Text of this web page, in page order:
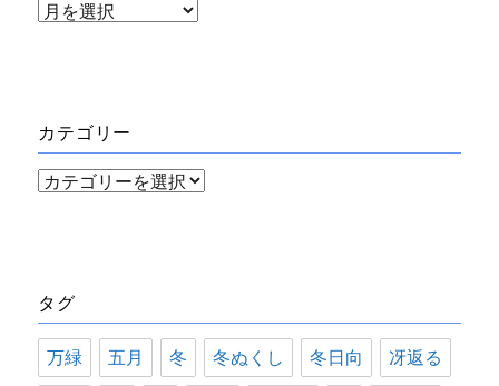
ア
ブ
カテゴリー
カ
ー
タグ
万緑 五月 冬 冬ぬくし 冬日向 冴返る